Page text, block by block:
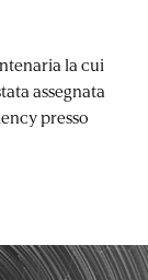
la cui
assegnata
presso